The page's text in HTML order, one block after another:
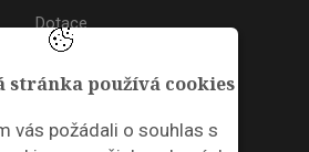
stránka používá cookies
vás požádali o souhlas s
Dotace
Akce